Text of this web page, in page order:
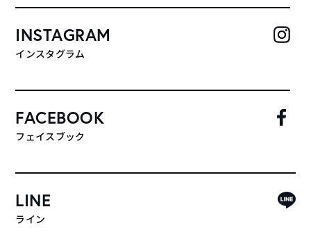
INSTAGRAM
インスタグラム
FACEBOOK
フェイスブック
LINE
ライン